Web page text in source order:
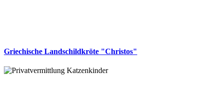
Griechische Landschildkröte "Christos"